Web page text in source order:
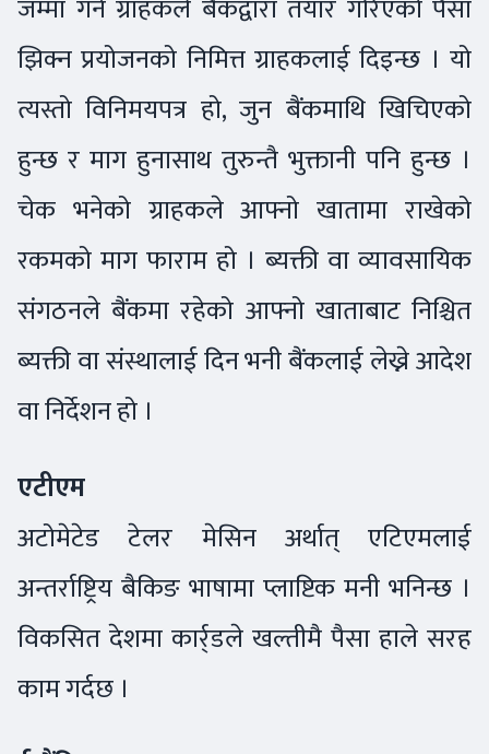
झिक्न प्रयोजनको निमित्त ग्राहकलाई दिइन्छ । यो
त्यस्तो विनिमयपत्र हो, जुन बैंकमाथि खिचिएको
हुन्छ र माग हुनासाथ तुरुन्तै भुक्तानी पनि हुन्छ ।
चेक भनेको ग्राहकले आफ्नो खातामा राखेको
रकमको माग फाराम हो । ब्यक्ती वा व्यावसायिक
संगठनले बैंकमा रहेको आफ्नो खाताबाट निश्चित
ब्यक्ती वा संस्थालाई दिन भनी बैंकलाई लेख्ने आदेश
वा निर्देशन हो ।
एटीएम
अटोमेटेड टेलर मेसिन अर्थात् एटिएमलाई
अन्तर्राष्ट्रिय बैकिङ भाषामा प्लाष्टिक मनी भनिन्छ ।
विकसित देशमा कार्र्डले खल्तीमै पैसा हाले सरह
काम गर्दछ ।